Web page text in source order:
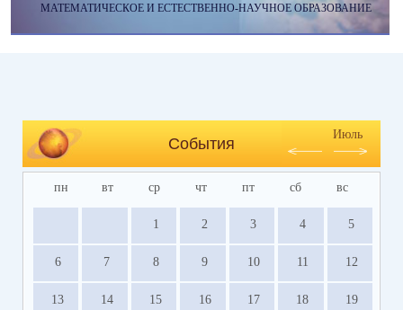
МАТЕМАТИЧЕСКОЕ И ЕСТЕСТВЕННО-НАУЧНОЕ ОБРАЗОВАНИЕ
События
Июль
пн вт ср чт пт сб вс
1 2 3 4 5
6 7 8 9 10 11 12
13 14 15 16 17 18 19